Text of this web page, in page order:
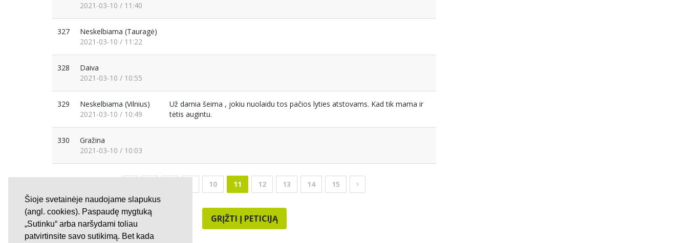
Šioje svetainėje naudojame slapukus
(angl. cookies). Paspaudę mygtuką
„Sutinku“ arba naršydami toliau
patvirtinsite savo sutikimą. Bet kada
2021-03-10 / 11:40
327 Neskelbiama (Tauragė)
2021-03-10 / 11:22
328
Daiva
2021-03-10 / 10:55
329 Neskelbiama (Vilnius)
2021-03-10 / 10:49
Už darnia šeima , jokiu nuolaidu tos pačios lyties atstovams. Kad tik mama ir
tėtis augintu.
330
Gražina
2021-03-10 / 10:03
10 11 12 13 14 15
GRĮŽTI Į PETICIJĄ